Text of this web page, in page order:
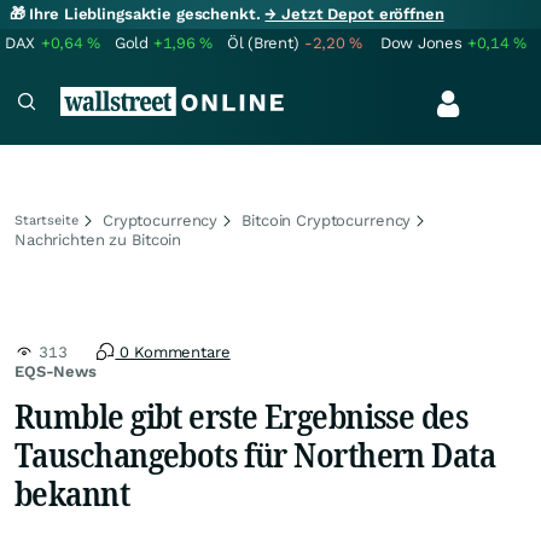
🎁 Ihre Lieblingsaktie geschenkt.→ Jetzt Depot eröffnen
DAX +0,64% Gold +1,96% Öl (Brent) -2,20% Dow Jones +0,14%
Startseite Cryptocurrency
Bitcoin Cryptocurrency
Nachrichten zu Bitcoin
EQS-News
313 0 Kommentare
Rumble gibt erste Ergebnisse des
Tauschangebots für Northern Data
bekannt